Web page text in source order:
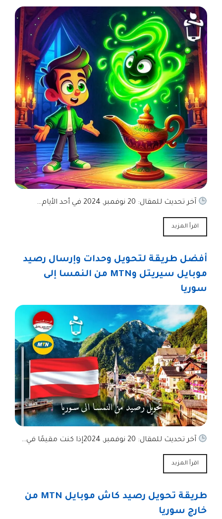
آخر تحديث للمقال: 20 نوفمبر, 2024 في أحد الأيام…
اقرأ المزيد
أفضل طريقة لتحويل وحدات وإرسال رصيد
موبايل سيريتل وMTN من النمسا إلى
سوريا
آخر تحديث للمقال: 20 نوفمبر, 2024إذا كنت مقيمًا في…
اقرأ المزيد
طريقة تحويل رصيد كاش موبايل MTN من
خارج سوريا